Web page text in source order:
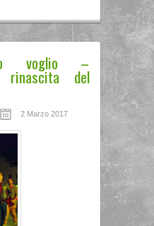
voglio –
rinascita del
2 Marzo 2017